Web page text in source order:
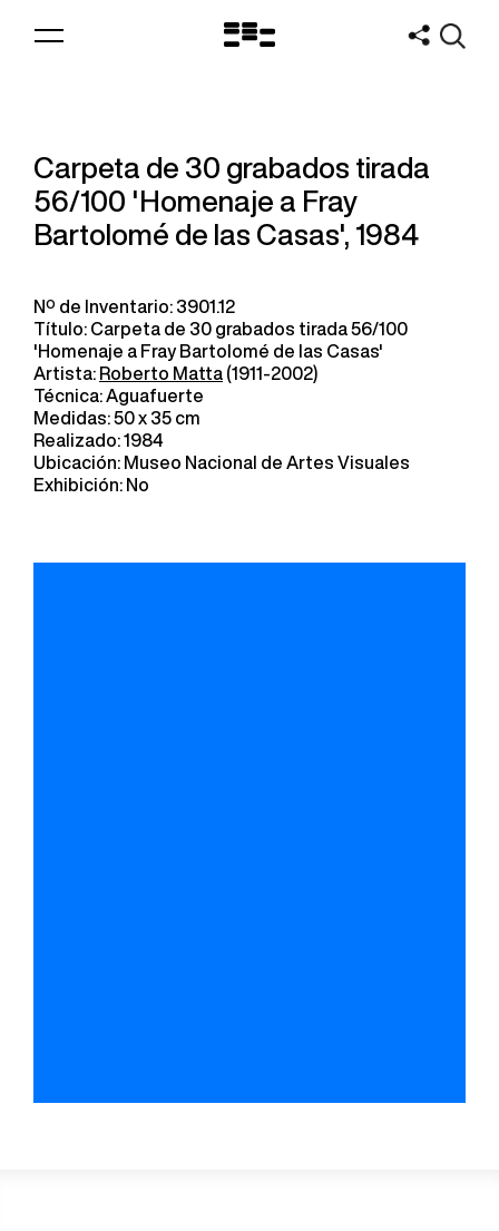
Logo
Carpeta de 30 grabados tirada
56/100 'Homenaje a Fray
Bartolomé de las Casas', 1984
Nº de Inventario: 3901.12
Título: Carpeta de 30 grabados tirada 56/100
'Homenaje a Fray Bartolomé de las Casas'
Artista: Roberto Matta (1911-2002)
Técnica: Aguafuerte
Medidas: 50 x 35 cm
Realizado: 1984
Ubicación: Museo Nacional de Artes Visuales
Exhibición: No